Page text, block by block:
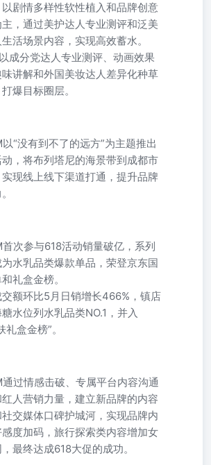
剧情多样性软性植入和品牌创意
，通过美护达人专业测评和泛美
活场景内容，实现高效蓄水。
成分党达人专业测评、动画效果
讲解和外国美妆达人差异化种草
爆目标圈层。
“没有到不了的远方”为主题推出
，将布列塔尼的海景带到成都市
现线上线下渠道打通，提升品牌
次参与618活动销量破亿，系列
水乳品类爆款单品，荣登京东国
礼盒金榜。
额环比5月日销增长466%，镇店
水位列水乳品类NO.1，并入
礼盒金榜”。
过情感击破、专属平台内容沟通
人营销力量，建立新品牌的内容
交媒体口碑护城河，实现品牌内
度加码，旅行探索类内容增加女
最终达成618大促的成功。